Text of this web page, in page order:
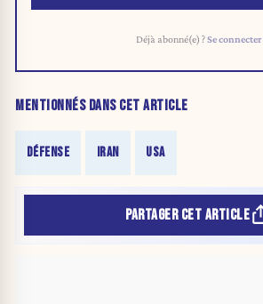
Déjà abonné(e) ?Se connecter
MENTIONNÉS DANS CET ARTICLE
DÉFENSE IRAN USA
PARTAGER CET ARTICLE